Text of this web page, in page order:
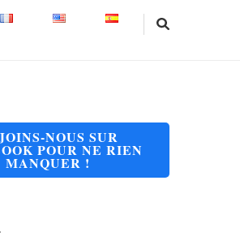
NOUS SUR
POUR NE RIEN
MANQUER !